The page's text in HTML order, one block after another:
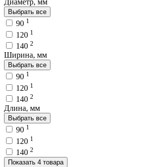
Диаметр, мм
Выбрать все
90 1
120 1
140 2
Ширина, мм
Выбрать все
90 1
120 1
140 2
Длина, мм
Выбрать все
90 1
120 1
140 2
Показать 4 товара